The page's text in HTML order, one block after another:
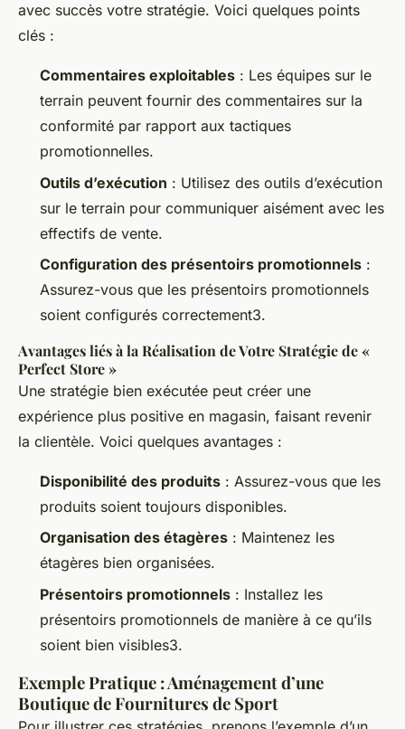
avec succès votre stratégie. Voici quelques points
clés :
Commentaires exploitables : Les équipes sur le
terrain peuvent fournir des commentaires sur la
conformité par rapport aux tactiques
promotionnelles.
Outils d’exécution : Utilisez des outils d’exécution
sur le terrain pour communiquer aisément avec les
effectifs de vente.
Configuration des présentoirs promotionnels :
Assurez-vous que les présentoirs promotionnels
soient configurés correctement3.
Avantages liés à la Réalisation de Votre Stratégie de «
Perfect Store »
Une stratégie bien exécutée peut créer une
expérience plus positive en magasin, faisant revenir
la clientèle. Voici quelques avantages :
Disponibilité des produits : Assurez-vous que les
produits soient toujours disponibles.
Organisation des étagères : Maintenez les
étagères bien organisées.
Présentoirs promotionnels : Installez les
présentoirs promotionnels de manière à ce qu’ils
soient bien visibles3.
Exemple Pratique : Aménagement d’une
Boutique de Fournitures de Sport